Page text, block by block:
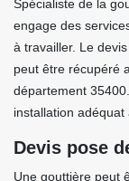
Spécialiste de la
engage des
à travailler. Le
peut être récupéré
département
installation adéquat
Devis pose
Une gouttière peut